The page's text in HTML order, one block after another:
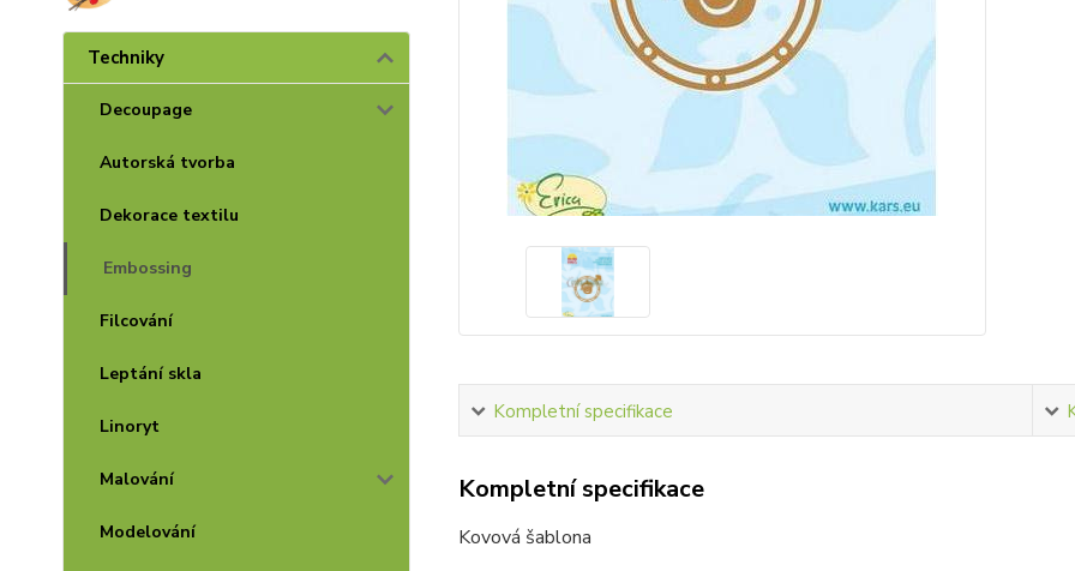
Techniky
Decoupage
Autorská tvorba
Dekorace textilu
Embossing
Filcování
Leptání skla
Linoryt
Malování
Modelování
Kompletní specifikace
Kompletní specifikace
Kovová šablona